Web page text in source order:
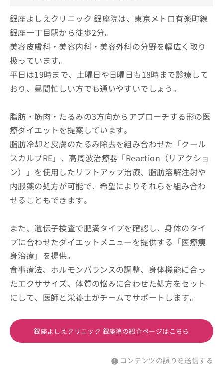
銀座よしえクリニック 銀座院は、東京メトロ有楽町線
銀座一丁目駅から徒歩2分。
美容皮膚科・美容内科・美容外科の分野を幅広く取り
扱っています。
平日は19時まで、土曜日や日曜日も18時まで診療して
おり、昼間忙しい方でも通いやすいでしょう。
脂肪・筋肉・たるみの3方向からアプローチする形の医
療ダイエットを提案しています。
脂肪冷却と皮膚のたるみ除去を組み合わせた「クール
スカルプRE」、高周波治療器「Reaction（リアクショ
ン）」を使用したリフトアップ治療、脂肪溶解注射や
内服薬の処方が可能で、希望によりそれらを組み合わ
せることもできます。
また、遺伝子検査で肥満タイプを確認し、身体のタイ
プに合わせたダイエットメニューを提供する「医療痩
身治療」を提供。
食事療法、ホルモンバランスの調整、身体機能に合っ
たエクササイズ、体質の悩みに合わせた処方をセット
にして、医師と栄養士がチームでサポートします。
銀座よしえクリニック 銀座院の紹介ページはこちら
コンテンツの誤りを送信する